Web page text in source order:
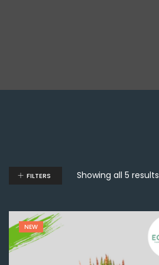
Showing all 5 results
FILTERS
NEW